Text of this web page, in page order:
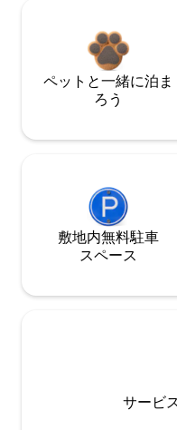
ペットと一緒に泊ま
ろう
敷地内無料駐⁠車
ス⁠ペ⁠ー⁠ス
サービ